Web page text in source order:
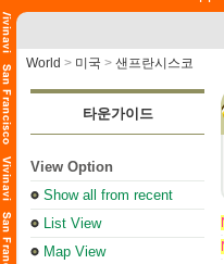
World > 미국 > 샌프란시스코
타운가이드
View Option
Show all from recent
List View
Map View